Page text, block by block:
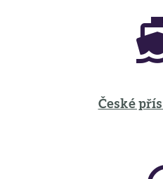
České